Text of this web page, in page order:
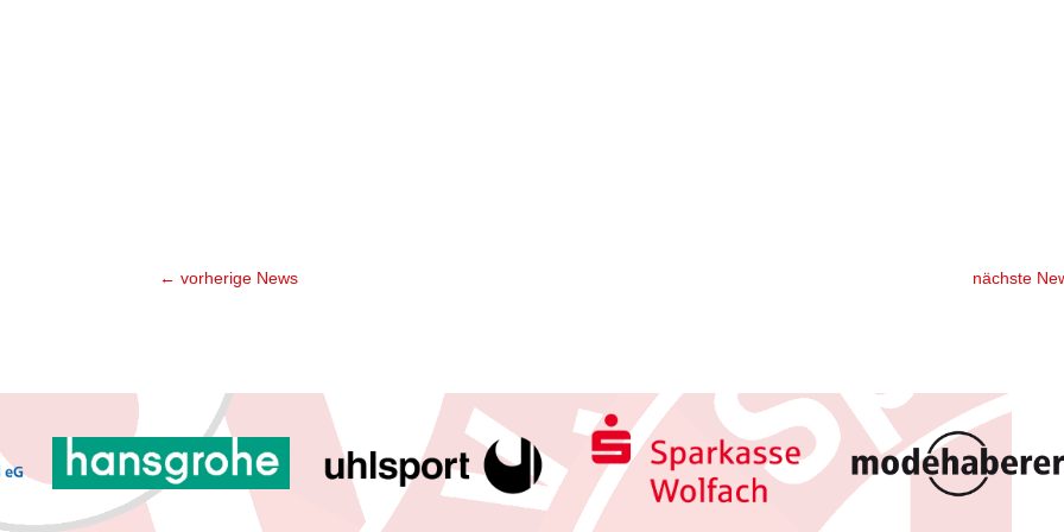
←vorherige News nächste